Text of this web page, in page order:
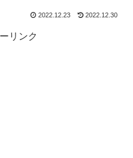
2022.12.23 2022.12.30
リンク